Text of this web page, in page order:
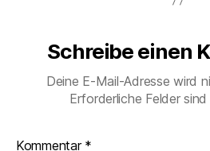
Schreibe einen
Deine E-Mail-Adresse wird
Erforderliche Felder sind
Kommentar *